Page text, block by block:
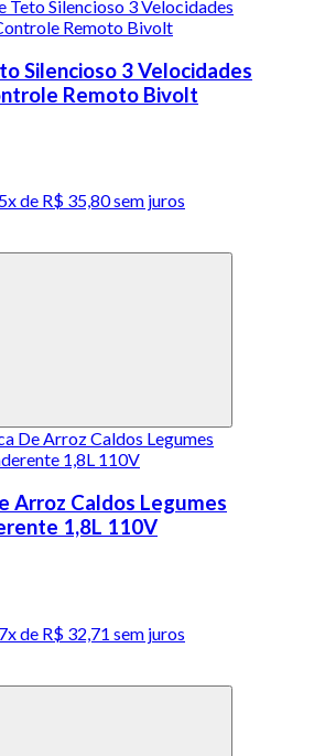
Silencioso 3 Velocidades
Remoto Bivolt
5x de R$ 35,80 sem juros
Arroz Caldos Legumes
1,8L 110V
7x de R$ 32,71 sem juros